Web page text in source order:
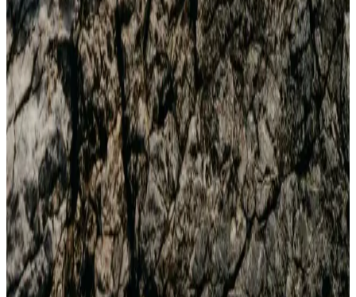
Sunan Yazlık Modeller
Adidas sandaletleri, hafif, ergonomik ve şık tasarımlarıyla yaz
aylarında rahatlık ve stil sunar. Geniş ürün yelpazesiyle her yaşa
uygun modelleriyle öne çıkar.
Adidas Rivalry Low Erkek Spor Ayakkabısı:
Günlük Şıklık ve Sokak Modasının Buluşması
Adidas Rivalry Low Erkek modeli, şık tasarımı ve rahatlığıyla sokak
modasının vazgeçilmezi. Dayanıklı malzemeleri ve uygun fiyatıyla
her erkeğin dolabında yer almalı.
Adidas Duramo RC ve Runfalcon 5 Karşılaştırması:
Malzeme, Konfor ve Fiyat Analizi
İki popüler adidas koşu ayakkabısı Duramo RC ve Runfalcon 5'in
malzeme, konfor, dayanıklılık ve fiyat özelliklerini detaylı şekilde
karşılaştırıyoruz.